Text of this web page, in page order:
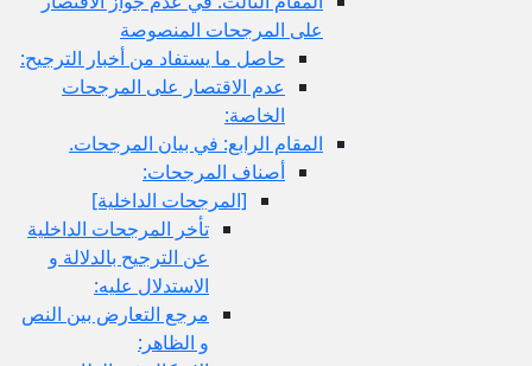
على المرجحات المنصوصة
حاصل ما يستفاد من أخبار الترجيح:
عدم الاقتصار على المرجحات
الخاصة:
المقام الرابع: في بيان المرجحات.
أصناف المرجحات:
[المرجحات الداخلية]
تأخر المرجحات الداخلية
عن الترجيح بالدلالة و
الاستدلال عليه:
مرجع التعارض بين النص
و الظاهر: